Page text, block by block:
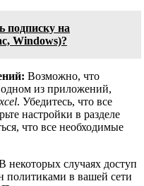
подписку на
Windows)?
Возможно, что
из приложений,
. Убедитесь, что все
настройки в разделе
что все необходимые
некоторых случаях доступ
политиками в вашей сети